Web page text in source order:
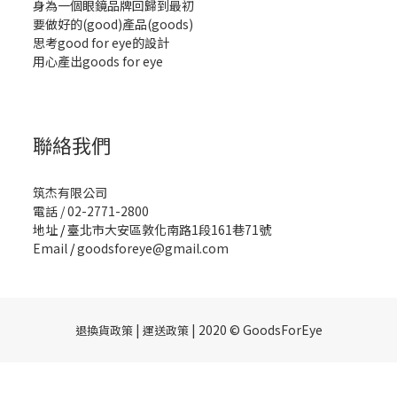
身為一個眼鏡品牌回歸到最初
要做好的(good)產品(goods)
思考good for eye的設計
用心產出goods for eye
聯絡我們
筑杰有限公司
電話 / 02-2771-2800
地址 /臺北市大安區敦化南路1段161巷71號
Email /goodsforeye@gmail.com
退換貨政策| 運送政策| 2020 © GoodsForEye